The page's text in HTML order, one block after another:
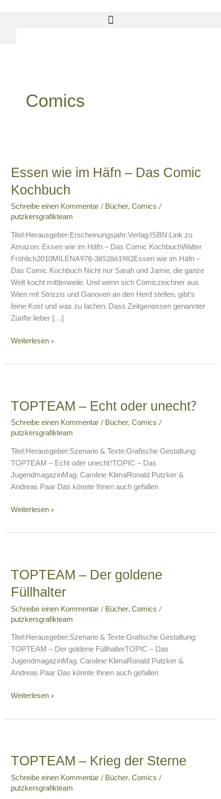
Comics
Essen wie im Häfn – Das Comic
Kochbuch
Schreibe einen Kommentar/Bücher,Comics/
putzkersgrafikteam
Titel:Herausgeber:Erscheinungsjahr:Verlag:ISBN:Link zu
Amazon: Essen wie im Häfn – Das Comic KochbuchWalter
Fröhlich2010MILENA978-3852861982Essen wie im Häfn –
Das Comic Kochbuch Nicht nur Sarah und Jamie, die ganze
Welt kocht mittlerweile. Und wenn sich Comiczeichner aus
Wien mit Strizzis und Ganoven an den Herd stellen, gibt’s
feine Kost und was zu lachen. Dass Zeitgenossen genannter
Zünfte lieber […]
im
Häfn
–
Das
Comic
Kochbuch
Weiterlesen »
TOPTEAM – Echt oder unecht?
Schreibe einen Kommentar/Bücher,Comics/
putzkersgrafikteam
Titel:Herausgeber:Szenario & Texte:Grafische Gestaltung:
TOPTEAM – Echt oder unecht?TOPIC – Das
JugendmagazinMag. Caroline KlimaRonald Putzker &
Andreas Paar Das könnte Ihnen auch gefallen
Echt
unecht?
Weiterlesen »
TOPTEAM – Der goldene
Füllhalter
Schreibe einen Kommentar/Bücher,Comics/
putzkersgrafikteam
Titel:Herausgeber:Szenario & Texte:Grafische Gestaltung:
TOPTEAM – Der goldene FüllhalterTOPIC – Das
JugendmagazinMag. Caroline KlimaRonald Putzker &
Andreas Paar Das könnte Ihnen auch gefallen
Der
goldene
Füllhalter
Weiterlesen »
TOPTEAM – Krieg der Sterne
Schreibe einen Kommentar/Bücher,Comics/
putzkersgrafikteam
Krieg
Sterne